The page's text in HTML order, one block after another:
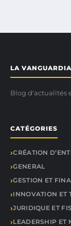
LA
Blog d'actualités
CATÉGORIES
CRÉATION
GENERAL
GESTION ET
INNOVATION ET
JURIDIQUE ET
LEADERSHIP ET